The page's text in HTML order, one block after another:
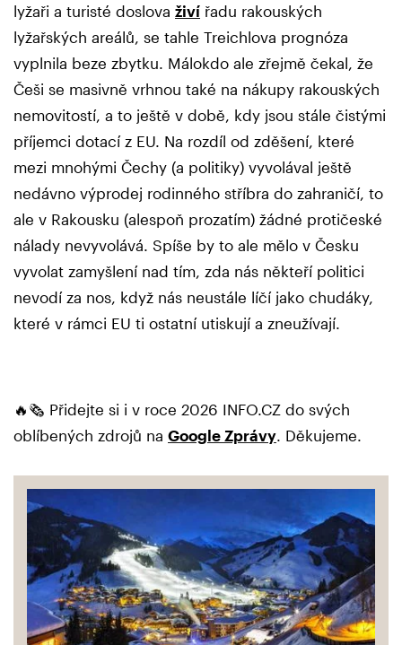
lyžaři a turisté doslova živí řadu rakouských
lyžařských areálů, se tahle Treichlova prognóza
vyplnila beze zbytku. Málokdo ale zřejmě čekal, že
Češi se masivně vrhnou také na nákupy rakouských
nemovitostí, a to ještě v době, kdy jsou stále čistými
příjemci dotací z EU. Na rozdíl od zděšení, které
mezi mnohými Čechy (a politiky) vyvolával ještě
nedávno výprodej rodinného stříbra do zahraničí, to
ale v Rakousku (alespoň prozatím) žádné protičeské
nálady nevyvolává. Spíše by to ale mělo v Česku
vyvolat zamyšlení nad tím, zda nás někteří politici
nevodí za nos, když nás neustále líčí jako chudáky,
které v rámci EU ti ostatní utiskují a zneužívají.
🔥🗞️ Přidejte si i v roce 2026 INFO.CZ do svých
oblíbených zdrojů na Google Zprávy. Děkujeme.